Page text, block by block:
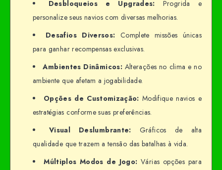
Desbloqueios e Upgrades: Progrida e
personalize seus navios com diversas melhorias.
Desafios Diversos: Complete missões únicas
para ganhar recompensas exclusivas.
Ambientes Dinâmicos:Alterações no clima e no
ambiente que afetam a jogabilidade.
Opções de Customização: Modifique navios e
estratégias conforme suas preferências.
Visual Deslumbrante: Gráficos de alta
qualidade que trazem a tensão das batalhas à vida.
Múltiplos Modos de Jogo: Várias opções para